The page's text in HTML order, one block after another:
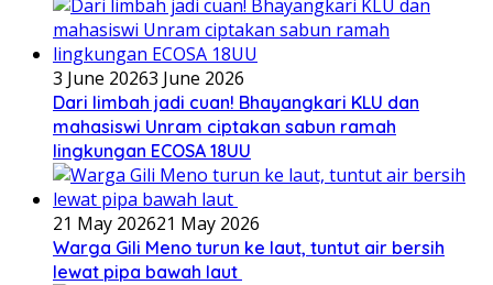
3 June 20263 June 2026
Dari limbah jadi cuan! Bhayangkari KLU dan
mahasiswi Unram ciptakan sabun ramah
lingkungan ECOSA 18UU
21 May 202621 May 2026
Warga Gili Meno turun ke laut, tuntut air bersih
lewat pipa bawah laut